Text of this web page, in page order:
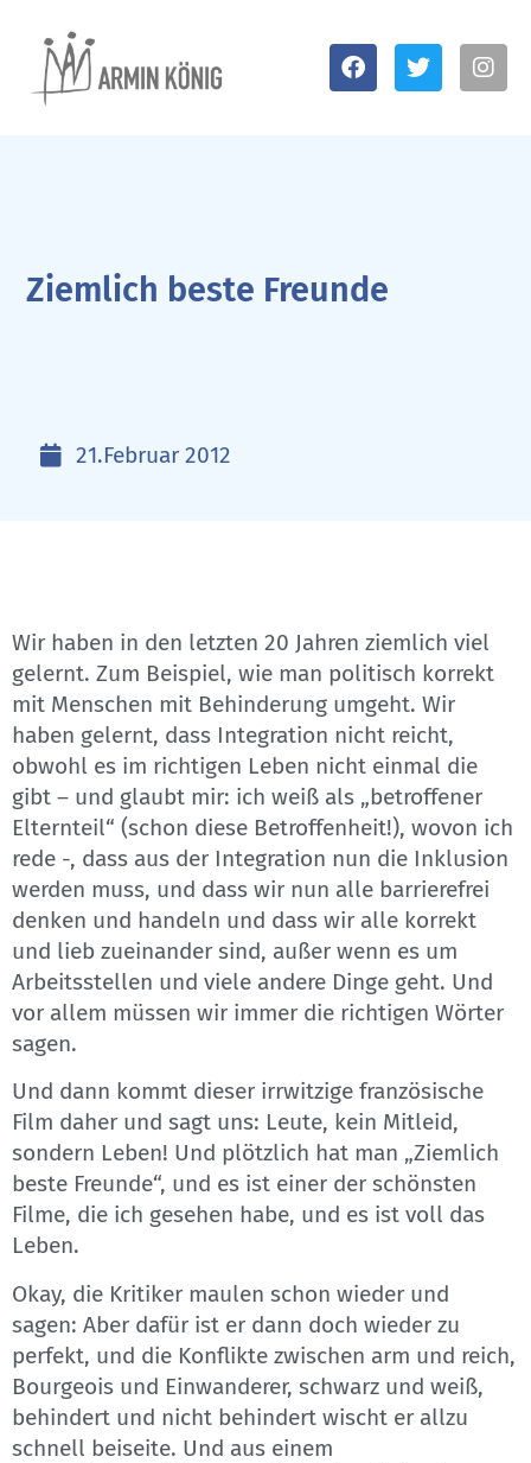
Ziemlich beste Freunde
21.Februar 2012
Wir haben in den letzten 20 Jahren ziemlich viel
gelernt. Zum Beispiel, wie man politisch korrekt
mit Menschen mit Behinderung umgeht. Wir
haben gelernt, dass Integration nicht reicht,
obwohl es im richtigen Leben nicht einmal die
gibt – und glaubt mir: ich weiß als „betroffener
Elternteil“ (schon diese Betroffenheit!), wovon ich
rede -, dass aus der Integration nun die Inklusion
werden muss, und dass wir nun alle barrierefrei
denken und handeln und dass wir alle korrekt
und lieb zueinander sind, außer wenn es um
Arbeitsstellen und viele andere Dinge geht. Und
vor allem müssen wir immer die richtigen Wörter
sagen.
Und dann kommt dieser irrwitzige französische
Film daher und sagt uns: Leute, kein Mitleid,
sondern Leben! Und plötzlich hat man „Ziemlich
beste Freunde“, und es ist einer der schönsten
Filme, die ich gesehen habe, und es ist voll das
Leben.
Okay, die Kritiker maulen schon wieder und
sagen: Aber dafür ist er dann doch wieder zu
perfekt, und die Konflikte zwischen arm und reich,
Bourgeois und Einwanderer, schwarz und weiß,
behindert und nicht behindert wischt er allzu
schnell beiseite. Und aus einem